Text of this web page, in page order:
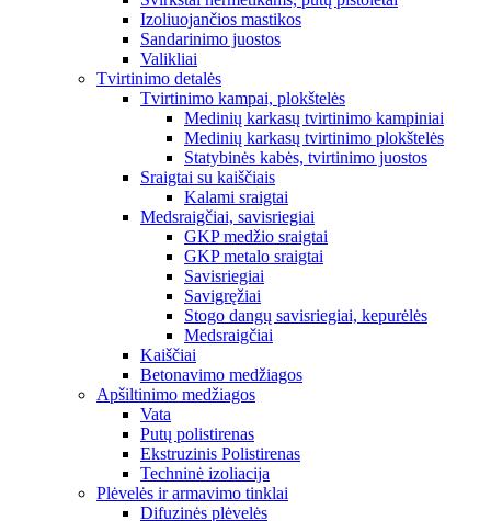
Izoliuojančios mastikos
Sandarinimo juostos
Valikliai
Tvirtinimo detalės
Tvirtinimo kampai, plokštelės
Medinių karkasų tvirtinimo kampiniai
Medinių karkasų tvirtinimo plokštelės
Statybinės kabės, tvirtinimo juostos
Sraigtai su kaiščiais
Kalami sraigtai
Medsraigčiai, savisriegiai
GKP medžio sraigtai
GKP metalo sraigtai
Savisriegiai
Savigręžiai
Stogo dangų savisriegiai, kepurėlės
Medsraigčiai
Kaiščiai
Betonavimo medžiagos
Apšiltinimo medžiagos
Vata
Putų polistirenas
Ekstruzinis Polistirenas
Techninė izoliacija
Plėvelės ir armavimo tinklai
Difuzinės plėvelės